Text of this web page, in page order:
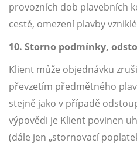
provozních dob plavebních
cestě, omezení plavby
10. Storno podmínky,
Klient může objednávku
převzetím předmětného
stejně jako v případě
výpovědi je Klient povinen
(dále jen „stornovací